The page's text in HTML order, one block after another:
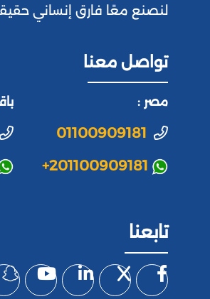
لنصنع معًا فارق إنساني
تواصل معنا
مصر :
01100909181
+201100909181
تابعنا